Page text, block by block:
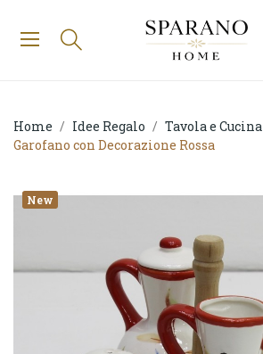
Home Idee Regalo Tavola e Cucina
Garofano con Decorazione Rossa
New